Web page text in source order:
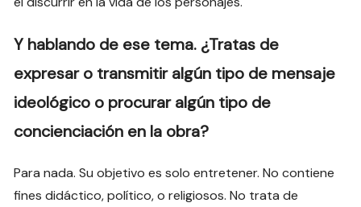
Y hablando de ese tema. ¿Tratas de
expresar o transmitir algún tipo de mensaje
ideológico o procurar algún tipo de
concienciación en la obra?
Para nada. Su objetivo es solo entretener. No contiene
fines didáctico, político, o religiosos. No trata de